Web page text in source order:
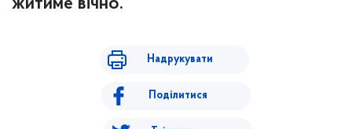
житиме вічно."
Надрукувати
Поділитися